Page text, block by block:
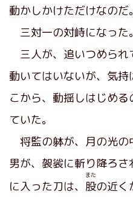
動かしかけただけなのだ。
三対一の対峙になった。
三人が、追いつめられ
動いてはいないが、気
こから、動揺しはじめ
ていた。
将監の躰が、月の光の
男が、袈裟に斬り降ろ
に入った刀は、 股
また
の近く